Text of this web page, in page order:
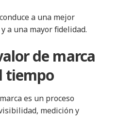
a una mejor
a una mayor fidelidad.
de marca
tiempo
es un proceso
medición y